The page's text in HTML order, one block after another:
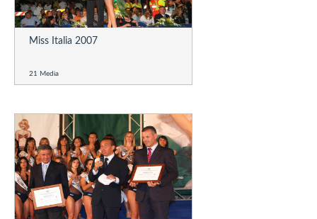
Miss Italia 2007
21 Media